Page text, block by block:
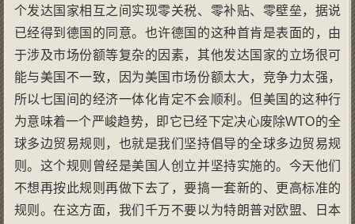
个发达国家相互之间实现零关税、零补贴、零壁垒，据说
已经得到德国的同意。也许德国的这种首肯是表面的，由
于涉及市场份额等复杂的因素，其他发达国家的立场很可
能与美国不一致，因为美国市场份额太大，竞争力太强，
所以七国间的经济一体化肯定不会顺利。但美国的这种行
为意味着一个严峻趋势，即它已经下定决心废除WTO的全
球多边贸易规则，也就是我们坚持倡导的全球多边贸易规
则。这个规则曾经是美国人创立并坚持实施的。今天他们
不想再按此规则再做下去了，要搞一套新的、更高标准的
规则。在这方面，我们千万不要以为特朗普对欧盟、日本